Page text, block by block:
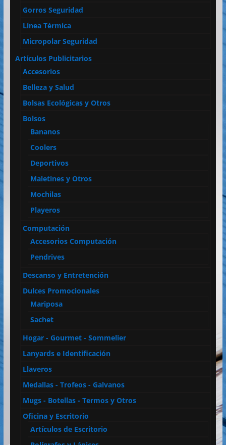
Gorros Seguridad
Línea Térmica
Micropolar Seguridad
Artículos Publicitarios
Accesorios
Belleza y Salud
Bolsas Ecológicas y Otros
Bolsos
Bananos
Coolers
Deportivos
Maletines y Otros
Mochilas
Playeros
Computación
Accesorios Computación
Pendrives
Descanso y Entretención
Dulces Promocionales
Mariposa
Sachet
Hogar - Gourmet - Sommelier
Lanyards e Identificación
Llaveros
Medallas - Trofeos - Galvanos
Mugs - Botellas - Termos y Otros
Oficina y Escritorio
Artículos de Escritorio